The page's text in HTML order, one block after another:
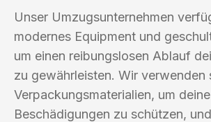
Unser Umzugsunternehmen
modernes Equipment und
um einen reibungslosen Ablauf
zu gewährleisten. Wir verwenden
Verpackungsmaterialien, um
Beschädigungen zu schützen,